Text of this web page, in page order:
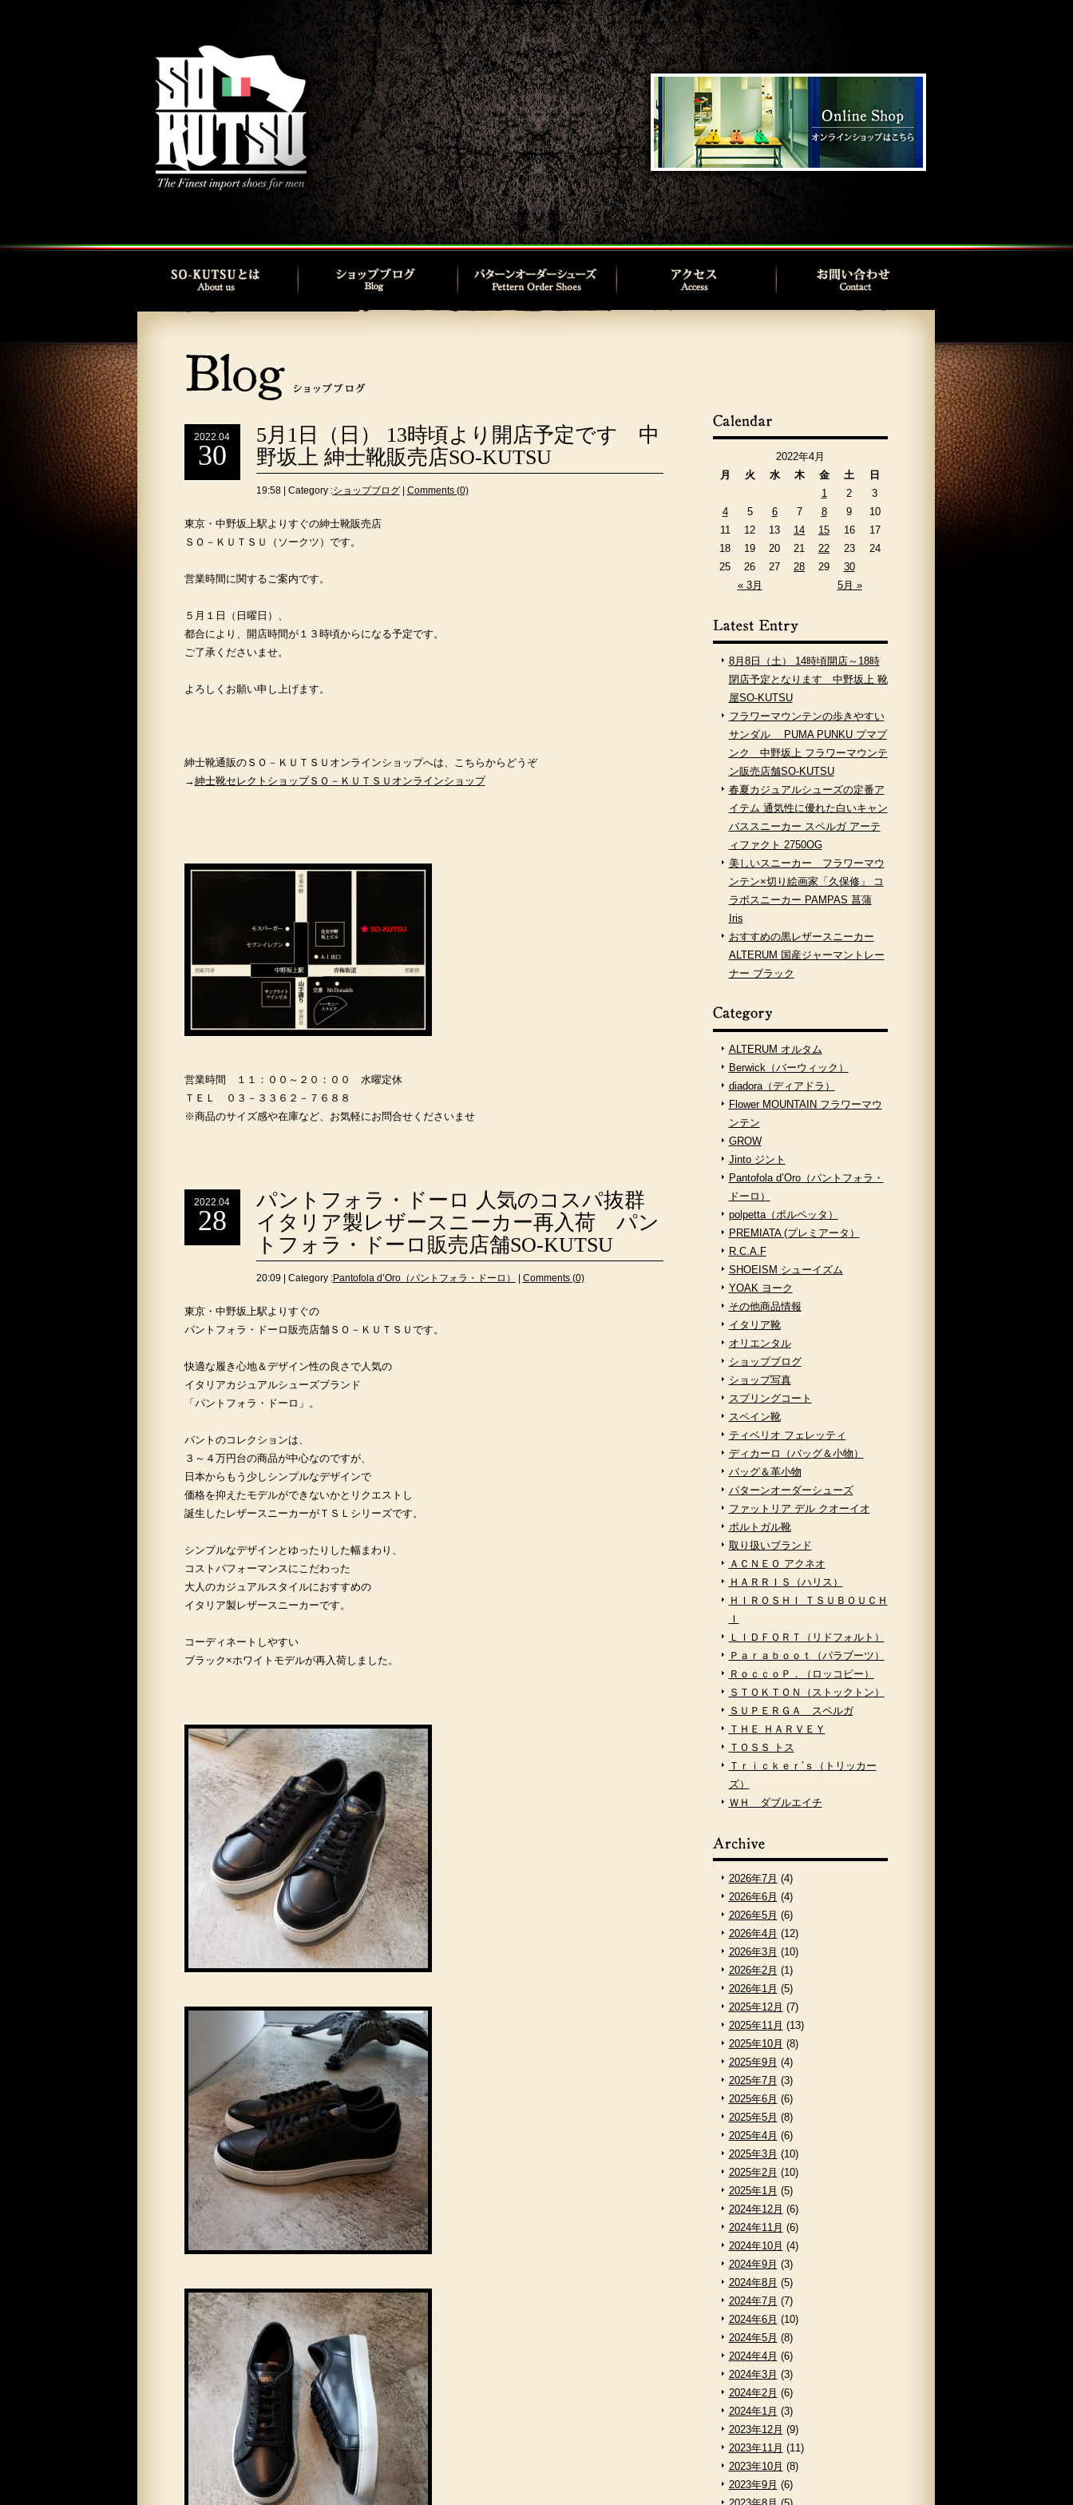
2022.04
30
5月1日（日） 13時頃より開店予定です 中
野坂上 紳士靴販売店SO-KUTSU
19:58 | Category :ショップブログ| Comments (0)
東京・中野坂上駅よりすぐの紳士靴販売店
ＳＯ－ＫＵＴＳＵ（ソークツ）です。
営業時間に関するご案内です。
５月１日（日曜日）、
都合により、開店時間が１３時頃からになる予定です。
ご了承くださいませ。
よろしくお願い申し上げます。
紳士靴通販のＳＯ－ＫＵＴＳＵオンラインショップへは、こちらからどうぞ
→紳士靴セレクトショップＳＯ－ＫＵＴＳＵオンラインショップ
営業時間 １１：００～２０：００ 水曜定休
ＴＥＬ ０３－３３６２－７６８８
※商品のサイズ感や在庫など、お気軽にお問合せくださいませ
2022.04
28
パントフォラ・ドーロ 人気のコスパ抜群
イタリア製レザースニーカー再入荷 パン
トフォラ・ドーロ販売店舗SO-KUTSU
20:09 | Category :Pantofola d’Oro（パントフォラ・ドーロ） | Comments (0)
東京・中野坂上駅よりすぐの
パントフォラ・ドーロ販売店舗ＳＯ－ＫＵＴＳＵです。
快適な履き心地＆デザイン性の良さで人気の
イタリアカジュアルシューズブランド
「パントフォラ・ドーロ」。
パントのコレクションは、
３～４万円台の商品が中心なのですが、
日本からもう少しシンプルなデザインで
価格を抑えたモデルができないかとリクエストし
誕生したレザースニーカーがＴＳＬシリーズです。
シンプルなデザインとゆったりした幅まわり、
コストパフォーマンスにこだわった
大人のカジュアルスタイルにおすすめの
イタリア製レザースニーカーです。
コーディネートしやすい
ブラック×ホワイトモデルが再入荷しました。
2022年4月
月
火 水 木 金 土 日
« 3月 5月 »
1 2
3
4
5 6 7 8 9
10
11
12 13 14 15 16
17
18
19 20 21 22 23
24
25
26 27 28 29 30
8月8日（土） 14時頃開店～18時
閉店予定となります 中野坂上 靴
屋SO-KUTSU
フラワーマウンテンの歩きやすい
サンダル PUMA PUNKU プマプ
ンク 中野坂上 フラワーマウンテ
ン販売店舗SO-KUTSU
春夏カジュアルシューズの定番ア
イテム 通気性に優れた白いキャン
バススニーカー スペルガ アーテ
ィファクト 2750OG
美しいスニーカー フラワーマウ
ンテン×切り絵画家「久保修」 コ
ラボスニーカー PAMPAS 菖蒲
Iris
おすすめの黒レザースニーカー
ALTERUM 国産ジャーマントレー
ナー ブラック
ALTERUM オルタム
Berwick（バーウィック）
diadora（ディアドラ）
Flower MOUNTAIN フラワーマウ
ンテン
GROW
Jinto ジント
Pantofola d’Oro（パントフォラ・
ドーロ）
polpetta（ポルペッタ）
PREMIATA (プレミアータ）
R.C.A.F
SHOEISM シューイズム
YOAK ヨーク
その他商品情報
イタリア靴
オリエンタル
ショップブログ
ショップ写真
スプリングコート
スペイン靴
ティベリオ フェレッティ
ディカーロ（バッグ＆小物）
バッグ＆革小物
パターンオーダーシューズ
ファットリア デル クオーイオ
ポルトガル靴
取り扱いブランド
ＡＣＮＥＯ アクネオ
ＨＡＲＲＩＳ（ハリス）
ＨＩＲＯＳＨＩ ＴＳＵＢＯＵＣＨ
Ｉ
ＬＩＤＦＯＲＴ（リドフォルト）
Ｐａｒａｂｏｏｔ（パラブーツ）
ＲｏｃｃｏＰ．（ロッコピー）
ＳＴＯＫＴＯＮ（ストックトン）
ＳＵＰＥＲＧＡ スペルガ
ＴＨＥ ＨＡＲＶＥＹ
ＴＯＳＳ トス
Ｔｒｉｃｋｅｒ’ｓ（トリッカー
ズ）
ＷＨ ダブルエイチ
2026年7月 (4)
2026年6月 (4)
2026年5月 (6)
2026年4月 (12)
2026年3月 (10)
2026年2月 (1)
2026年1月 (5)
2025年12月 (7)
2025年11月 (13)
2025年10月 (8)
2025年9月 (4)
2025年7月 (3)
2025年6月 (6)
2025年5月 (8)
2025年4月 (6)
2025年3月 (10)
2025年2月 (10)
2025年1月 (5)
2024年12月 (6)
2024年11月 (6)
2024年10月 (4)
2024年9月 (3)
2024年8月 (5)
2024年7月 (7)
2024年6月 (10)
2024年5月 (8)
2024年4月 (6)
2024年3月 (3)
2024年2月 (6)
2024年1月 (3)
2023年12月 (9)
2023年11月 (11)
2023年10月 (8)
2023年9月 (6)